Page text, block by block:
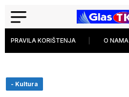
PRAVILA KORIŠTENJA O NAMA
- Kultura